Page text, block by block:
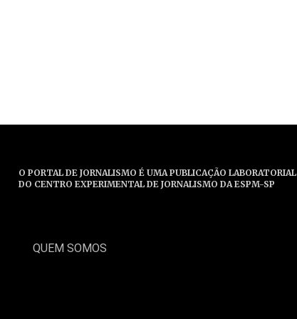
O PORTAL DE JORNALISMO É UMA PUBLICAÇÃO LABORATORIAL
DO CENTRO EXPERIMENTAL DE JORNALISMO DA ESPM-SP
QUEM SOMOS